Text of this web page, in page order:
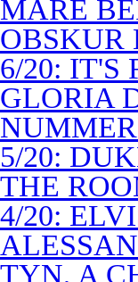
MARE
OBSKUR
6/20: IT'S
GLORIA
5/20:
THE
4/20:
TYN, A